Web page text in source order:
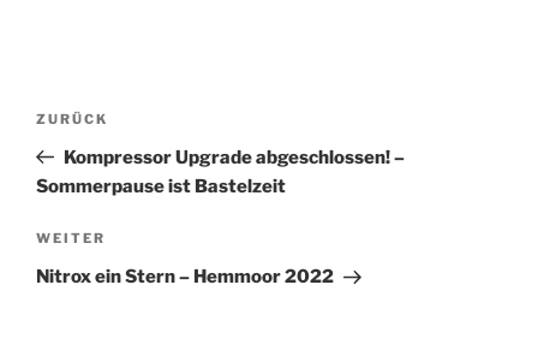
Beitragsnavigation
Vorheriger
Beitrag
ZURÜCK
Kompressor Upgrade abgeschlossen! –
Sommerpause ist Bastelzeit
Nächster
Beitrag
WEITER
Nitrox ein Stern – Hemmoor 2022